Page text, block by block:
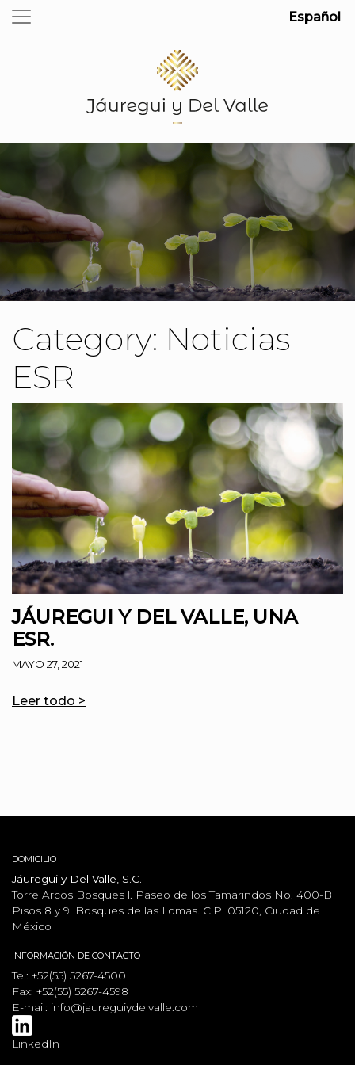
Español
Category: Noticias
ESR
JÁUREGUI Y DEL VALLE, UNA
ESR.
MAYO 27, 2021
Leer todo >
DOMICILIO
Jáuregui y Del Valle, S.C.
Torre Arcos Bosques l. Paseo de los Tamarindos No. 400-B
Pisos 8 y 9. Bosques de las Lomas. C.P. 05120, Ciudad de
México
INFORMACIÓN DE CONTACTO
Tel: +52(55) 5267-4500
Fax: +52(55) 5267-4598
E-mail: info@jaureguiydelvalle.com
LinkedIn